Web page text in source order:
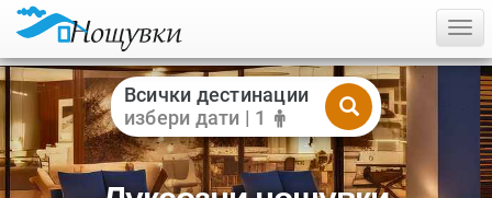
Всички дестинации
избери дати | 1